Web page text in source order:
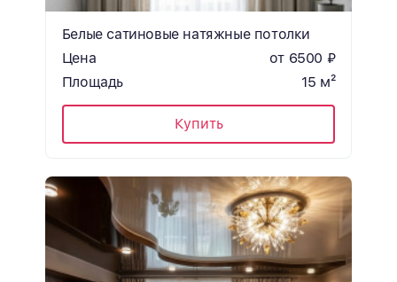
Белые сатиновые натяжные потолки
Цена
от 6500 ₽
Площадь
15 м²
Купить